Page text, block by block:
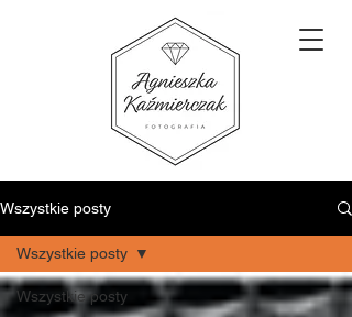
Wszystkie posty
Wszystkie posty
Wszystkie posty